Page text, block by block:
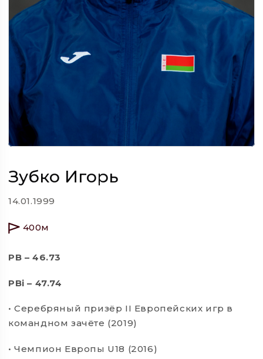
Зубко Игорь
14.01.1999
400м
PB – 46.73
PBi – 47.74
• Серебряный призёр II Европейских игр в
командном зачёте (2019)
• Чемпион Европы U18 (2016)